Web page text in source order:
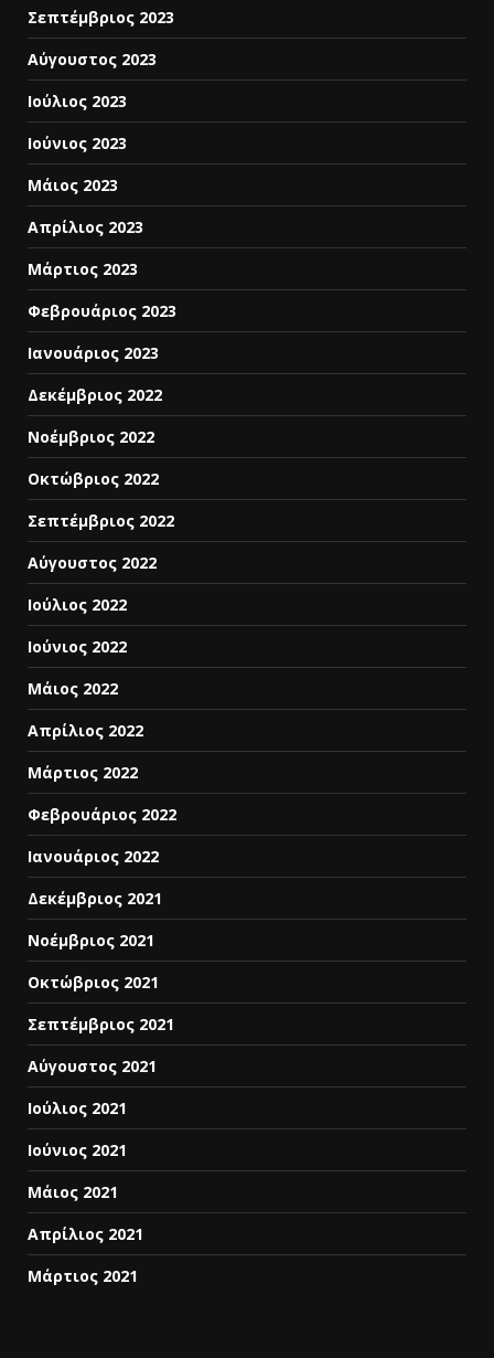
Σεπτέμβριος 2023
Αύγουστος 2023
Ιούλιος 2023
Ιούνιος 2023
Μάιος 2023
Απρίλιος 2023
Μάρτιος 2023
Φεβρουάριος 2023
Ιανουάριος 2023
Δεκέμβριος 2022
Νοέμβριος 2022
Οκτώβριος 2022
Σεπτέμβριος 2022
Αύγουστος 2022
Ιούλιος 2022
Ιούνιος 2022
Μάιος 2022
Απρίλιος 2022
Μάρτιος 2022
Φεβρουάριος 2022
Ιανουάριος 2022
Δεκέμβριος 2021
Νοέμβριος 2021
Οκτώβριος 2021
Σεπτέμβριος 2021
Αύγουστος 2021
Ιούλιος 2021
Ιούνιος 2021
Μάιος 2021
Απρίλιος 2021
Μάρτιος 2021